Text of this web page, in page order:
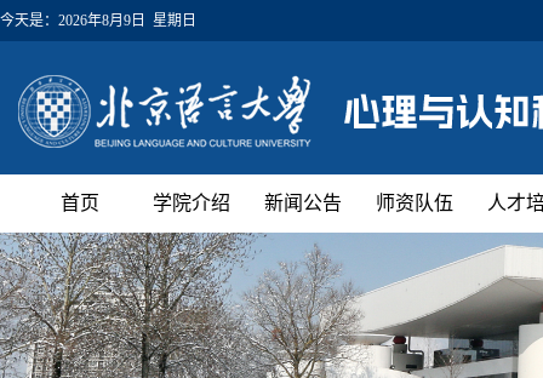
今天是： 2026年8月9日 星期日
首页 学院介绍 新闻公告 师资队伍 人才